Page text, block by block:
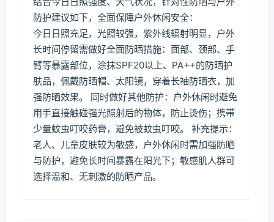
防护建议如下，全面保障户外休闲安全：
今日日照充足，光照较强，紫外线辐射明显，户外
长时间停留需做好全面防晒措施：面部、颈部、手
臂等暴露部位，涂抹SPF20以上、PA++的防晒护
肤品，佩戴防晒帽、太阳镜，穿着长袖防晒衣，加
强防晒效果。 同时做好其他防护：户外休闲时避免
用手直接触碰强光照射后的物体，防止烫伤；携带
少量蚊虫叮咬药膏，避免被蚊虫叮咬。 补充提示：
老人、儿童皮肤较为敏感，户外休闲时需加强防晒
与防护，避免长时间暴露在阳光下；敏感肌人群可
选择温和、无刺激的防晒产品。